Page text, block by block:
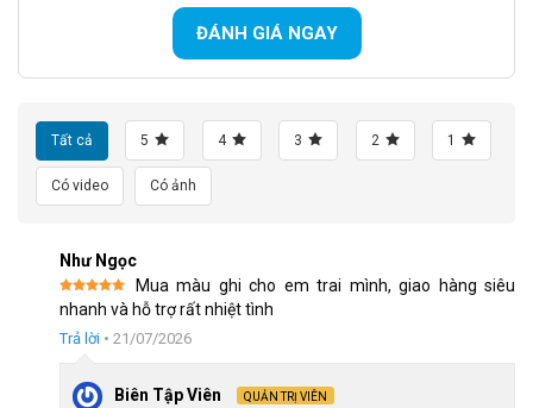
vững chắc, phần phuộc trước cũng được làm từ thép và
trang bị thêm hệ thống nhún lò xo. Thiết kế này có tác dụng
hấp thụ tối đa các xung lực và rung chấn khi bé di chuyển
giác lái êm ái và bảo vệ hệ cơ xương khớp của trẻ
ĐÁNH GIÁ NGAY
Tất cả 5 4 3 2 1
Có video Có ảnh
Như Ngọc
Được xếp
hạng 5 5
sao
Mua màu ghi cho em trai mình, giao hàng siêu
nhanh và hỗ trợ rất nhiệt tình
Trả lời • 21/07/2026
Biên Tập Viên QUẢN TRỊ VIÊN